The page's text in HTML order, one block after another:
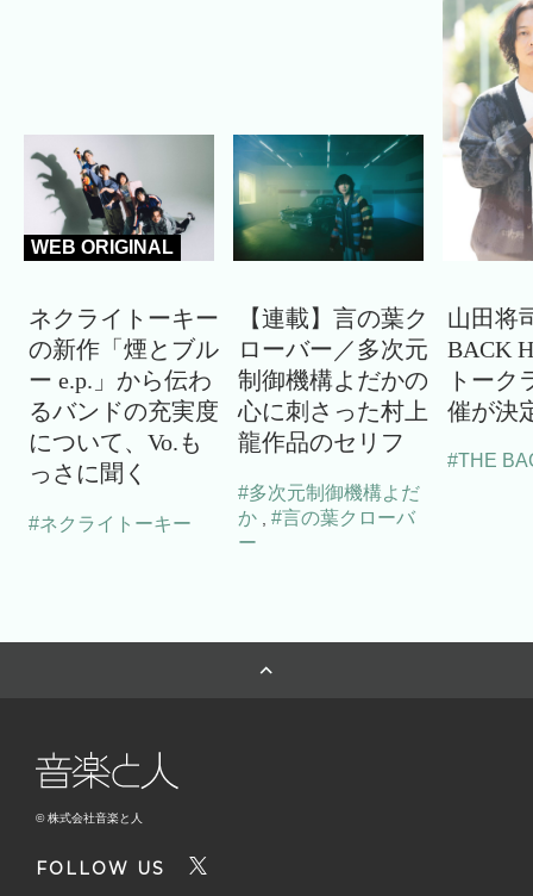
WEB ORIGINAL
ネクライトーキー
の新作「煙とブル
ー e.p.」から伝わ
るバンドの充実度
について、Vo.も
っさに聞く
#ネクライトーキー
【連載】言の葉ク
ローバー／多次元
制御機構よだかの
心に刺さった村上
龍作品のセリフ
#多次元制御機構よだ
か
#言の葉クローバ
ー
山田将
BACK
トーク
催が決
#THE
© 株式会社音楽と人
FOLLOW US